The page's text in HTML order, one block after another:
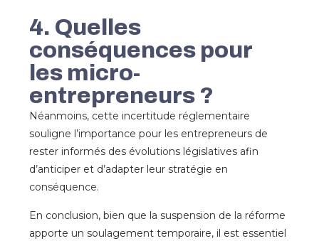
4. Quelles
conséquences pour
les micro-
entrepreneurs ?
Néanmoins, cette incertitude réglementaire
souligne l’importance pour les entrepreneurs de
rester informés des évolutions législatives afin
d’anticiper et d’adapter leur stratégie en
conséquence.
En conclusion, bien que la suspension de la réforme
apporte un soulagement temporaire, il est essentiel